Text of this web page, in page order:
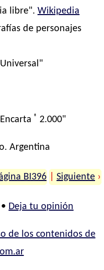
libre".Wikipedia
de personajes
Encarta ® 2.000"
. Argentina
BI396 Siguiente ›
• Deja tu opinión
de los contenidos de